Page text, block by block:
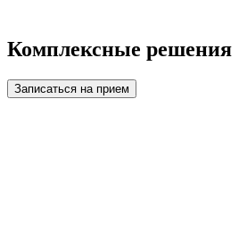
Комплексные решения
Записаться на прием